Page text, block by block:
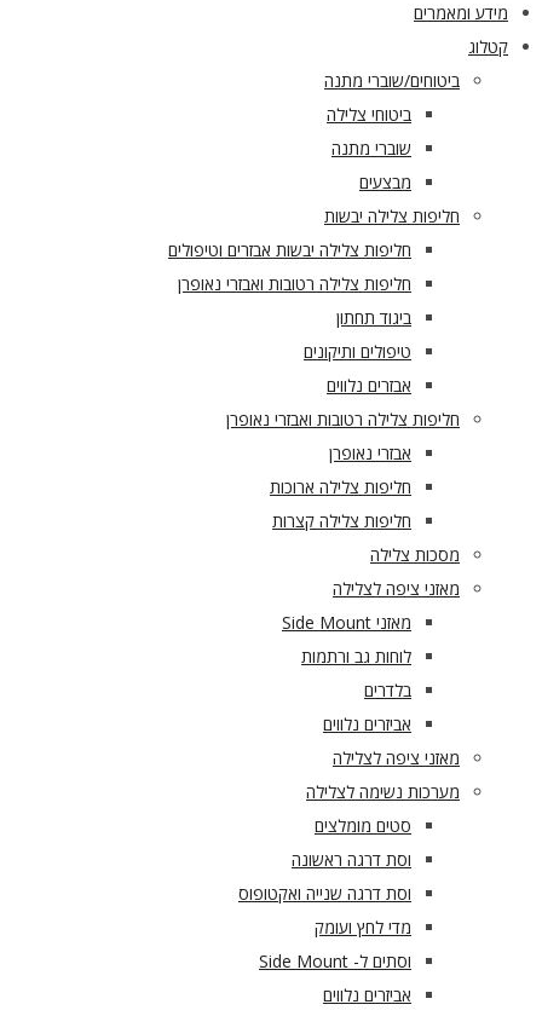
מידע ומאמרים
קטלוג
ביטוחים/שוברי מתנה
ביטוחי צלילה
שוברי מתנה
מבצעים
חליפות צלילה יבשות
חליפות צלילה יבשות אבזרים וטיפולים
חליפות צלילה רטובות ואבזרי נאופרן
ביגוד תחתון
טיפולים ותיקונים
אבזרים נלווים
חליפות צלילה רטובות ואבזרי נאופרן
אבזרי נאופרן
חליפות צלילה ארוכות
חליפות צלילה קצרות
מסכות צלילה
מאזני ציפה לצלילה
מאזני Side Mount
לוחות גב ורתמות
בלדרים
אביזרים נלווים
מאזני ציפה לצלילה
מערכות נשימה לצלילה
סטים מומלצים
וסת דרגה ראשונה
וסת דרגה שנייה ואקטופוס
מדי לחץ ועומק
וסתים ל- Side Mount
אביזרים נלווים